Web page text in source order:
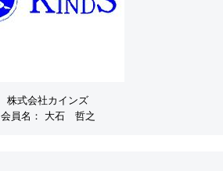
株式会社カインズ
会員名：
大石 哲之